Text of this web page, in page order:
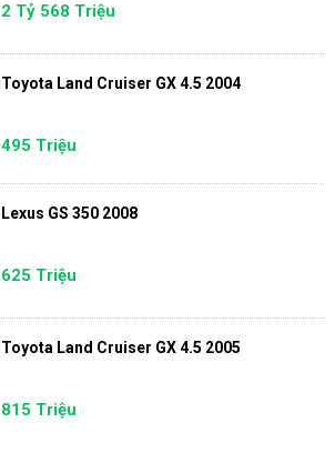
2 Tỷ 568 Triệu
Toyota Land Cruiser GX 4.5 2004
495 Triệu
Lexus GS 350 2008
625 Triệu
Toyota Land Cruiser GX 4.5 2005
815 Triệu